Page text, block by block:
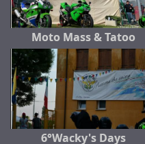
Moto Mass & Tatoo
6°Wacky's Days